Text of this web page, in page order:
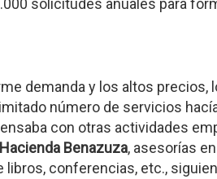
solicitudes anuales para
demanda y los altos
número de servicios
con otras actividades
Hacienda Benazuza, asesorías
libros, conferencias, etc.,